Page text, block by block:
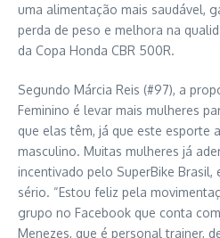
uma alimentação mais saudável,
perda de peso e melhora na
da Copa Honda CBR 500R.
Segundo Márcia Reis (#97), a
Feminino é levar mais mulheres
que elas têm, já que este esporte
masculino. Muitas mulheres já
incentivado pelo SuperBike
sério. “Estou feliz pela
grupo no Facebook que conta
Menezes, que é personal trainer,